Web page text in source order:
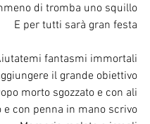
di tromba uno squillo
E per tutti sarà gran festa
fantasmi immortali
il grande obiettivo
morto sgozzato e con ali
e con penna in mano scrivo